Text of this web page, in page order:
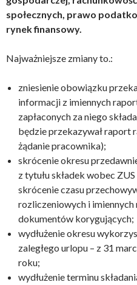
społecznych, prawo
rynek finansowy.
Najważniejsze zmiany to.:
zniesienie obowiązku
informacji z imiennych
zapłaconych za niego
będzie przekazywał raport
żądanie pracownika);
skrócenie okresu
z tytułu składek wobec
skrócenie czasu
rozliczeniowych i
dokumentów korygujących;
wydłużenie okresu
zaległego urlopu – z 31
roku;
wydłużenie terminu